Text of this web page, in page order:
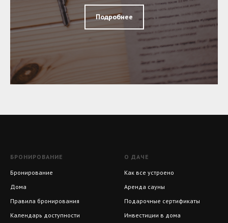
Подробнее
БРОНИРОВАНИЕ
Бронирование
Дома
Правила бронирования
Календарь доступности
О ДАЧЕ
Как все устроено
Аренда сауны
Подарочные сертификаты
Инвестиции в дома